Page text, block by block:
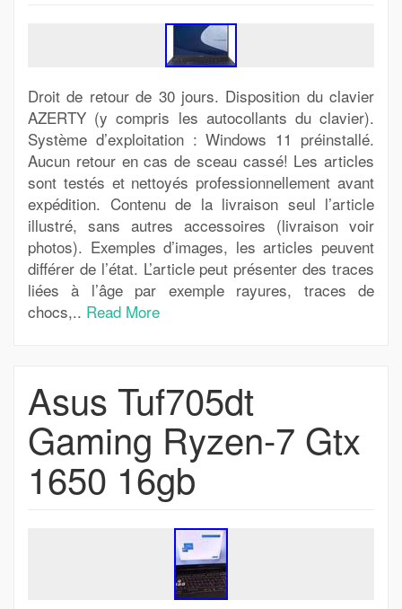
Droit de retour de 30 jours. Disposition du clavier
AZERTY (y compris les autocollants du clavier).
Système d’exploitation : Windows 11 préinstallé.
Aucun retour en cas de sceau cassé! Les articles
sont testés et nettoyés professionnellement avant
expédition. Contenu de la livraison seul l’article
illustré, sans autres accessoires (livraison voir
photos). Exemples d’images, les articles peuvent
différer de l’état. L’article peut présenter des traces
liées à l’âge par exemple rayures, traces de
chocs,.. Read More
Asus Tuf705dt
Gaming Ryzen-7 Gtx
1650 16gb